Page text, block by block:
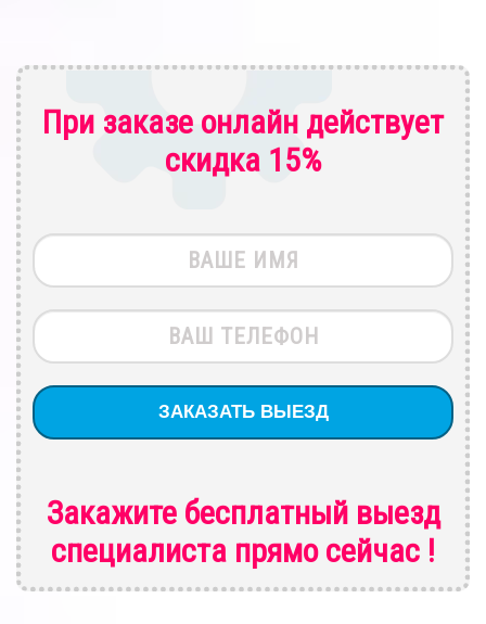
При заказе онлайн действует
скидка 15%
Закажите бесплатный выезд
специалиста прямо сейчас !